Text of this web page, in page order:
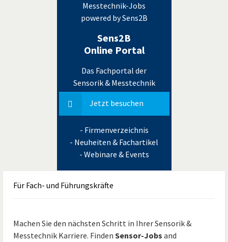
Messtechnik-Jobs
powered by Sens2B
Sens2B
Online Portal
Das Fachportal der
Sensorik & Messtechnik
Jetzt besuchen
- Firmenverzeichnis
- Neuheiten & Fachartikel
- Webinare & Events
Für Fach- und Führungskräfte
Machen Sie den nächsten Schritt in Ihrer Sensorik &
Messtechnik Karriere. Finden Sensor-Jobs and